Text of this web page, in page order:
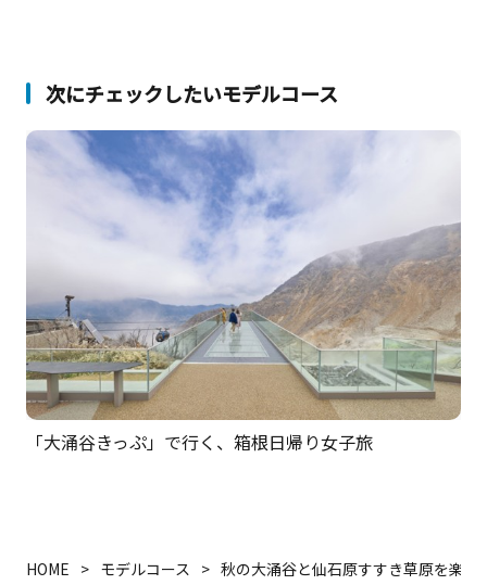
次にチェックしたいモデルコース
「大涌谷きっぷ」で行く、箱根日帰り女子旅
HOME モデルコース 秋の大涌谷と仙石原すすき草原を楽し